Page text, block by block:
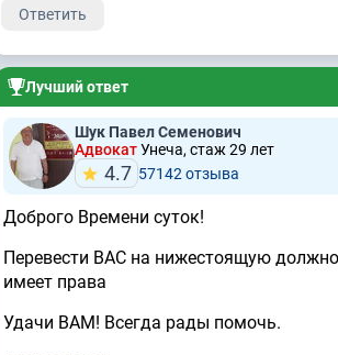
Ответить
Лучший ответ
Шук Павел Семенович
АдвокатУнеча, стаж 29 лет
4.7 57142 отзывa
Доброго Времени суток!
Перевести ВАС на нижестоящую
имеет права
Удачи ВАМ! Всегда рады помочь.